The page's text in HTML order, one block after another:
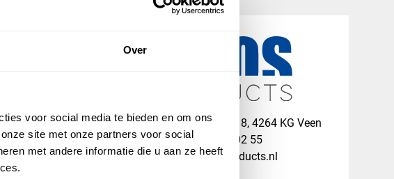
Over
voor social media te bieden en om ons
site met onze partners voor social
met andere informatie die u aan ze heeft
map Veensesteeg 8, 4264 KG Veen
phone_enabled +31 416 75 02 55
mail info@vosproducts.nl